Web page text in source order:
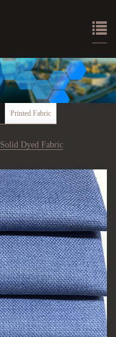
Printed Fabric
Solid Dyed Fabric